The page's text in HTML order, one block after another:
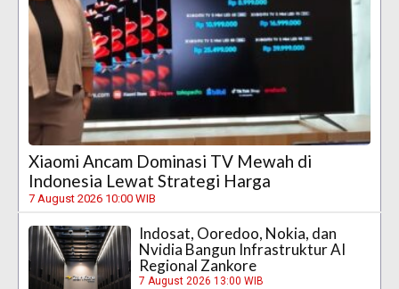
Xiaomi Ancam Dominasi TV Mewah di
Indonesia Lewat Strategi Harga
7 August 2026 10:00 WIB
Indosat, Ooredoo, Nokia, dan
Nvidia Bangun Infrastruktur AI
Regional Zankore
7 August 2026 13:00 WIB